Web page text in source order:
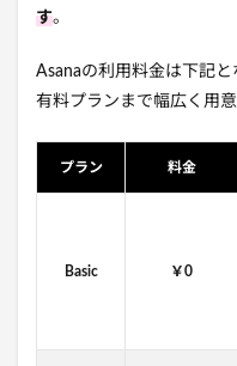
す。
Asanaの利用料金は下記
有料プランまで幅広く用意
プラン 料金
Basic ￥0